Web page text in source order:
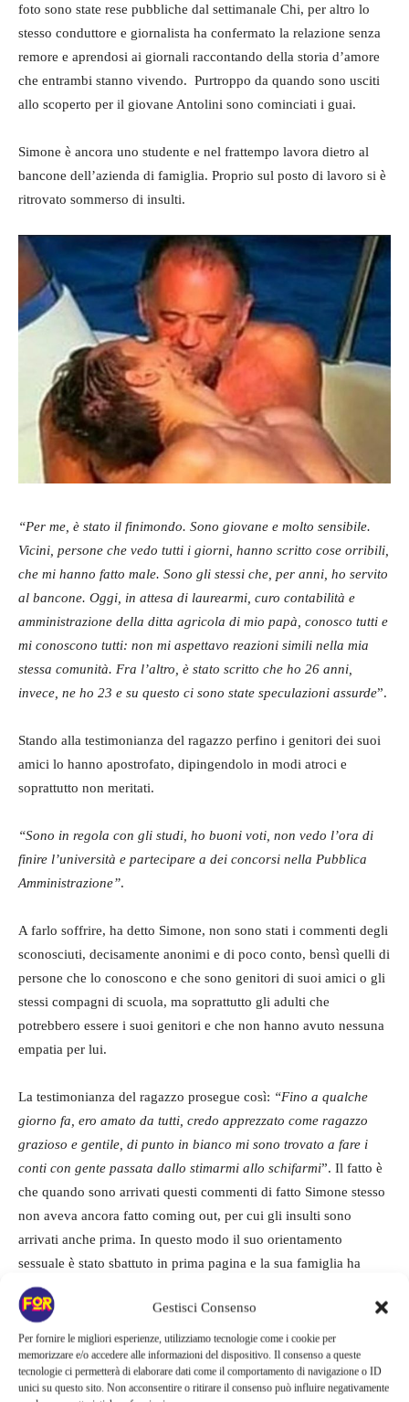
Gestisci Consenso
Per fornire le migliori esperienze, utilizziamo tecnologie come i cookie per
memorizzare e/o accedere alle informazioni del dispositivo. Il consenso a queste
tecnologie ci permetterà di elaborare dati come il comportamento di navigazione o ID
unici su questo sito. Non acconsentire o ritirare il consenso può influire negativamente
foto sono state rese pubbliche dal settimanale Chi, per altro lo
stesso conduttore e giornalista ha confermato la relazione senza
remore e aprendosi ai giornali raccontando della storia d’amore
che entrambi stanno vivendo. Purtroppo da quando sono usciti
allo scoperto per il giovane Antolini sono cominciati i guai.
Simone è ancora uno studente e nel frattempo lavora dietro al
bancone dell’azienda di famiglia. Proprio sul posto di lavoro si è
ritrovato sommerso di insulti.
“Per me, è stato il finimondo. Sono giovane e molto sensibile.
Vicini, persone che vedo tutti i giorni, hanno scritto cose orribili,
che mi hanno fatto male. Sono gli stessi che, per anni, ho servito
al bancone. Oggi, in attesa di laurearmi, curo contabilità e
amministrazione della ditta agricola di mio papà, conosco tutti e
mi conoscono tutti: non mi aspettavo reazioni simili nella mia
stessa comunità. Fra l’altro, è stato scritto che ho 26 anni,
invece, ne ho 23 e su questo ci sono state speculazioni assurde”.
Stando alla testimonianza del ragazzo perfino i genitori dei suoi
amici lo hanno apostrofato, dipingendolo in modi atroci e
soprattutto non meritati.
“Sono in regola con gli studi, ho buoni voti, non vedo l’ora di
finire l’università e partecipare a dei concorsi nella Pubblica
Amministrazione”.
A farlo soffrire, ha detto Simone, non sono stati i commenti degli
sconosciuti, decisamente anonimi e di poco conto, bensì quelli di
persone che lo conoscono e che sono genitori di suoi amici o gli
stessi compagni di scuola, ma soprattutto gli adulti che
potrebbero essere i suoi genitori e che non hanno avuto nessuna
empatia per lui.
La testimonianza del ragazzo prosegue così: “Fino a qualche
giorno fa, ero amato da tutti, credo apprezzato come ragazzo
grazioso e gentile, di punto in bianco mi sono trovato a fare i
conti con gente passata dallo stimarmi allo schifarmi”. Il fatto è
che quando sono arrivati questi commenti di fatto Simone stesso
non aveva ancora fatto coming out, per cui gli insulti sono
arrivati anche prima. In questo modo il suo orientamento
sessuale è stato sbattuto in prima pagina e la sua famiglia ha
saputo la verità prima che lui stesso potesse parlarci.
C’è stato perfino qualcuno che ha pensato a una macchinazione,
qualcosa di costruito ad hoc e solo per diventare famoso.